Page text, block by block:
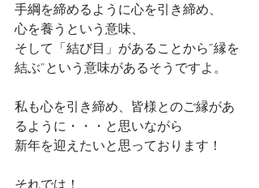
手綱を締めるように心を引き締め、
心を養うという意味、
そして「結び目」があることから”縁を
結ぶ”という意味があるそうですよ。
私も心を引き締め、皆様とのご縁があ
るように・・・と思いながら
新年を迎えたいと思っております！